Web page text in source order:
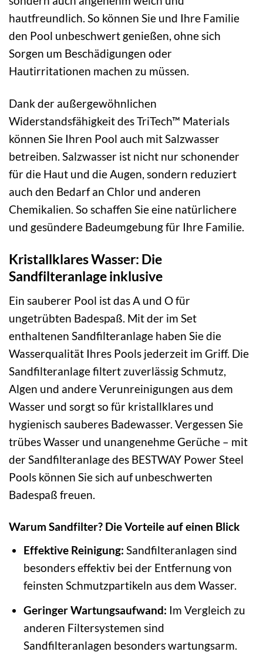
hautfreundlich. So können Sie und Ihre Familie
den Pool unbeschwert genießen, ohne sich
Sorgen um Beschädigungen oder
Hautirritationen machen zu müssen.
Dank der außergewöhnlichen
Widerstandsfähigkeit des TriTech™ Materials
können Sie Ihren Pool auch mit Salzwasser
betreiben. Salzwasser ist nicht nur schonender
für die Haut und die Augen, sondern reduziert
auch den Bedarf an Chlor und anderen
Chemikalien. So schaffen Sie eine natürlichere
und gesündere Badeumgebung für Ihre Familie.
Kristallklares Wasser: Die
Sandfilteranlage inklusive
Ein sauberer Pool ist das A und O für
ungetrübten Badespaß. Mit der im Set
enthaltenen Sandfilteranlage haben Sie die
Wasserqualität Ihres Pools jederzeit im Griff. Die
Sandfilteranlage filtert zuverlässig Schmutz,
Algen und andere Verunreinigungen aus dem
Wasser und sorgt so für kristallklares und
hygienisch sauberes Badewasser. Vergessen Sie
trübes Wasser und unangenehme Gerüche – mit
der Sandfilteranlage des BESTWAY Power Steel
Pools können Sie sich auf unbeschwerten
Badespaß freuen.
Warum Sandfilter? Die Vorteile auf einen Blick
Effektive Reinigung: Sandfilteranlagen sind
besonders effektiv bei der Entfernung von
feinsten Schmutzpartikeln aus dem Wasser.
Geringer Wartungsaufwand: Im Vergleich zu
anderen Filtersystemen sind
Sandfilteranlagen besonders wartungsarm.